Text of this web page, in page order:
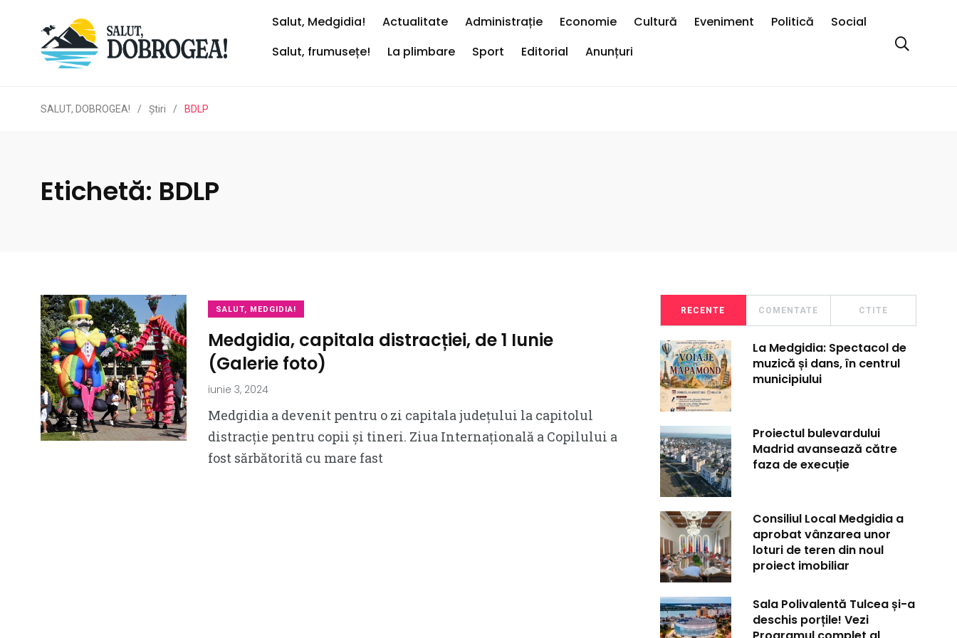
Salut, Medgidia! Actualitate Administrație Economie Cultură Eveniment Politică
Social
Salut, frumusețe!
La plimbare Sport Editorial Anunțuri
SALUT, DOBROGEA! / Ştiri / BDLP
Etichetă: BDLP
SALUT, MEDGIDIA!
Medgidia, capitala distracției, de 1 Iunie
(Galerie foto)
iunie 3, 2024
Medgidia a devenit pentru o zi capitala județului la capitolul
distracție pentru copii și tineri. Ziua Internațională a Copilului a
fost sărbătorită cu mare fast
RECENTE COMENTATE CTITE
La Medgidia: Spectacol de
muzică și dans, în centrul
municipiului
Proiectul bulevardului
Madrid avansează către
faza de execuție
Consiliul Local Medgidia a
aprobat vânzarea unor
loturi de teren din noul
proiect imobiliar
Sala Polivalentă Tulcea și-a
deschis porțile! Vezi